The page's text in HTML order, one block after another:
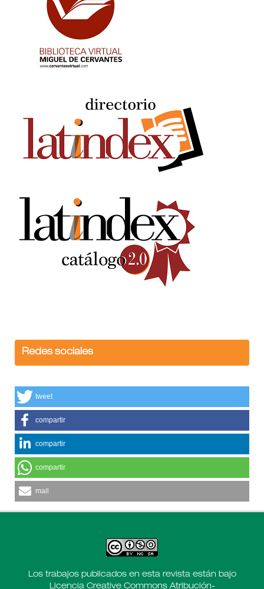
Redes sociales
tweet
compartir
compartir
compartir
mail
Los trabajos publicados en esta revista están bajo
Licencia Creative Commons Atribución-